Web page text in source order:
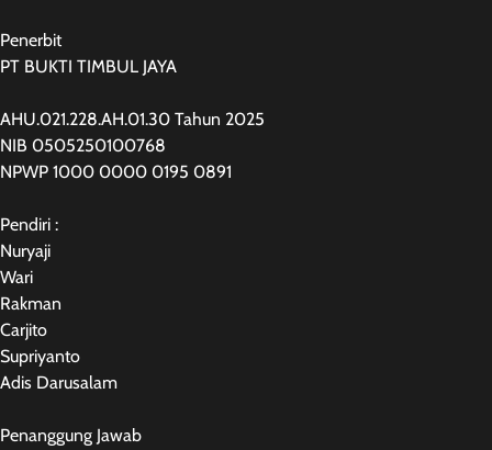
Penerbit
PT BUKTI TIMBUL JAYA
AHU.021.228.AH.01.30 Tahun 2025
NIB 0505250100768
NPWP 1000 0000 0195 0891
Pendiri :
Nuryaji
Wari
Rakman
Carjito
Supriyanto
Adis Darusalam
Penanggung Jawab